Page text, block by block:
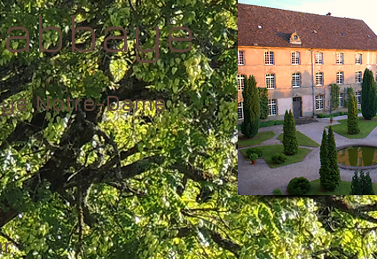
Notre-Dame